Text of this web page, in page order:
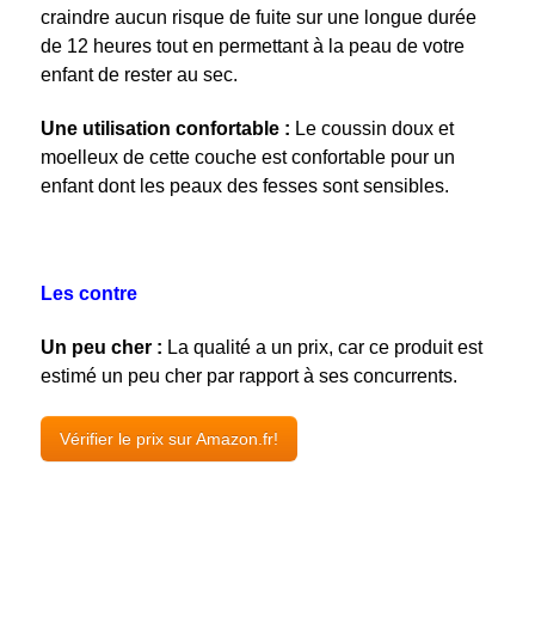
craindre aucun risque de fuite sur une longue durée
de 12 heures tout en permettant à la peau de votre
enfant de rester au sec.
Une utilisation confortable : Le coussin doux et
moelleux de cette couche est confortable pour un
enfant dont les peaux des fesses sont sensibles.
Les contre
Un peu cher : La qualité a un prix, car ce produit est
estimé un peu cher par rapport à ses concurrents.
Vérifier le prix sur Amazon.fr!